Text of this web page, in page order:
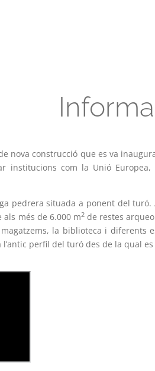
nova construcció que es va
institucions com la Unió
pedrera situada a ponent del
més de 6.000 m2de restes
la biblioteca i
perfil del turó des de la qual